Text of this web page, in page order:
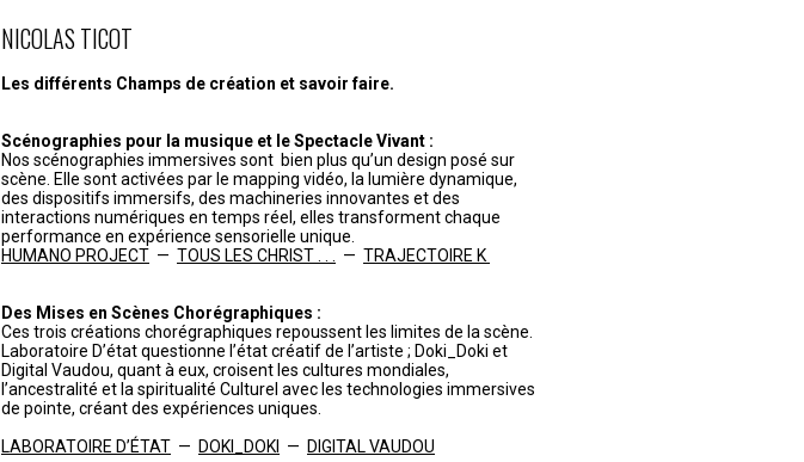
NICOLAS TICOT
Les différents Champs de création et savoir faire.
Scénographies pour la musique et le Spectacle Vivant :
Nos scénographies immersives sont bien plus qu’un design posé sur
scène. Elle sont activées par le mapping vidéo, la lumière dynamique,
des dispositifs immersifs, des machineries innovantes et des
interactions numériques en temps réel, elles transforment chaque
performance en expérience sensorielle unique.
HUMANO PROJECT — TOUS LES CHRIST . . . — TRAJECTOIRE K
Des Mises en Scènes Chorégraphiques :
Ces trois créations chorégraphiques repoussent les limites de la scène.
Laboratoire D’état questionne l’état créatif de l’artiste ; Doki_Doki et
Digital Vaudou, quant à eux, croisent les cultures mondiales,
l’ancestralité et la spiritualité Culturel avec les technologies immersives
de pointe, créant des expériences uniques.
LABORATOIRE D’ÉTAT — DOKI_DOKI — DIGITAL VAUDOU